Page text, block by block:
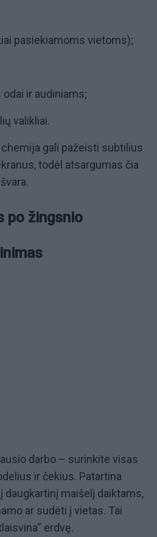
pasiekiamoms vietoms);
ir audiniams;
valikliai.
gali pažeisti subtilius
todėl atsargumas čia
po žingsnio
darbo – surinkite visas
ir čekius. Patartina
maišelį daiktams,
ar sudėti į vietas. Tai
erdvę.